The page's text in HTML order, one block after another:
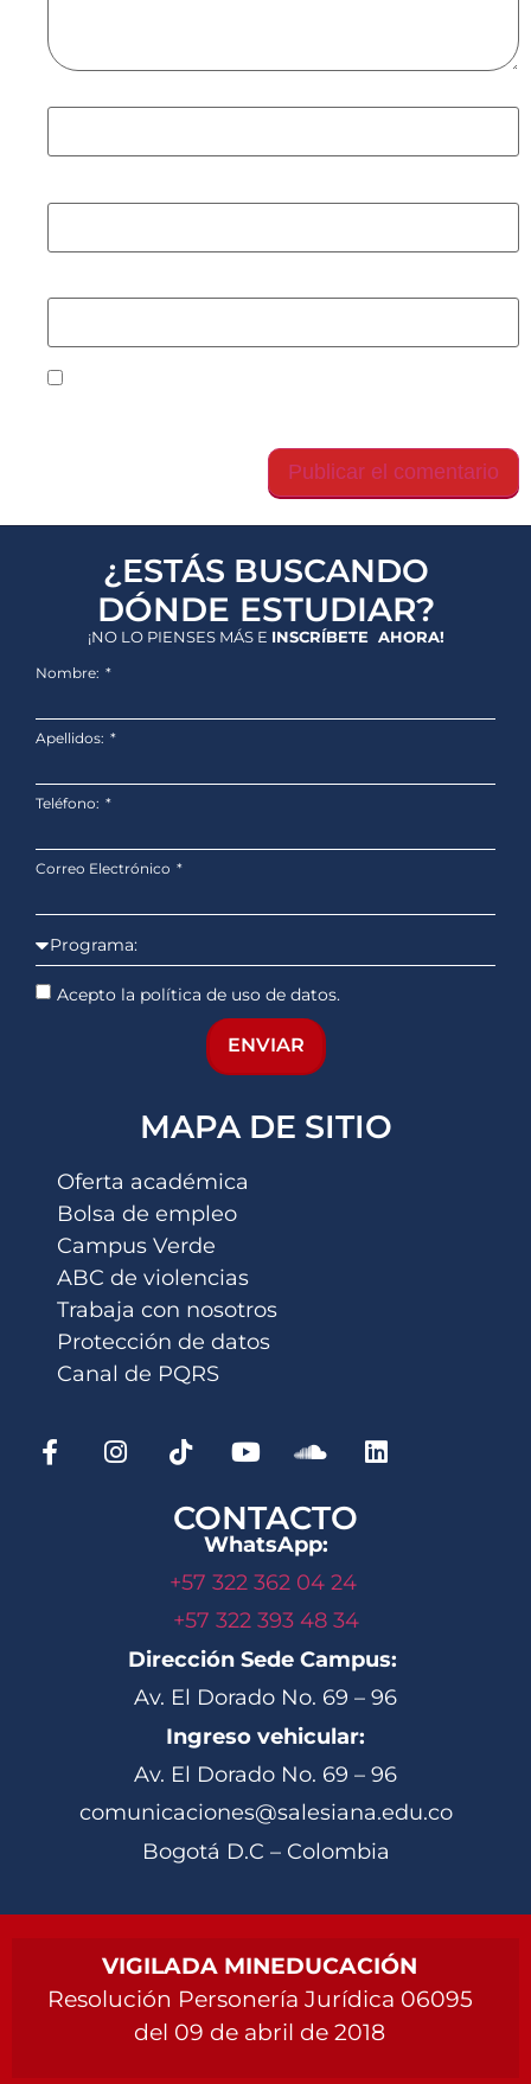
¿ESTÁS BUSCANDO
DÓNDE ESTUDIAR?
¡NO LO PIENSES MÁS E INSCRÍBETE AHORA!
Nombre:
Apellidos:
Teléfono:
Correo Electrónico
Acepto la política de uso de datos.
ENVIAR
MAPA DE SITIO
Oferta académica
Bolsa de empleo
Campus Verde
ABC de violencias
Trabaja con nosotros
Protección de datos
Canal de PQRS
CONTACTO
WhatsApp:
+57 322 362 04 24
+57 322 393 48 34
Dirección Sede Campus:
Av. El Dorado No. 69 – 96
Ingreso vehicular:
Av. El Dorado No. 69 – 96
comunicaciones@salesiana.edu.co
Bogotá D.C – Colombia
VIGILADA MINEDUCACIÓN
Resolución Personería Jurídica 06095
del 09 de abril de 2018